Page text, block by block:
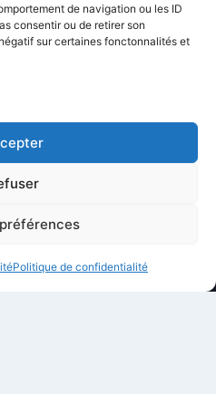
de navigation ou les ID
consentir ou de retirer son
sur certaines fonctonnalités et
Politique de confidentialité